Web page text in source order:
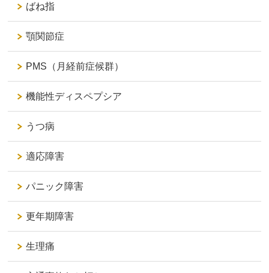
ばね指
顎関節症
PMS（月経前症候群）
機能性ディスペプシア
うつ病
適応障害
パニック障害
更年期障害
生理痛